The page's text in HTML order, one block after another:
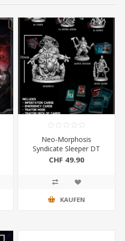
Neo-Morphosis
Syndicate Sleeper DT
CHF 49.90
KAUFEN